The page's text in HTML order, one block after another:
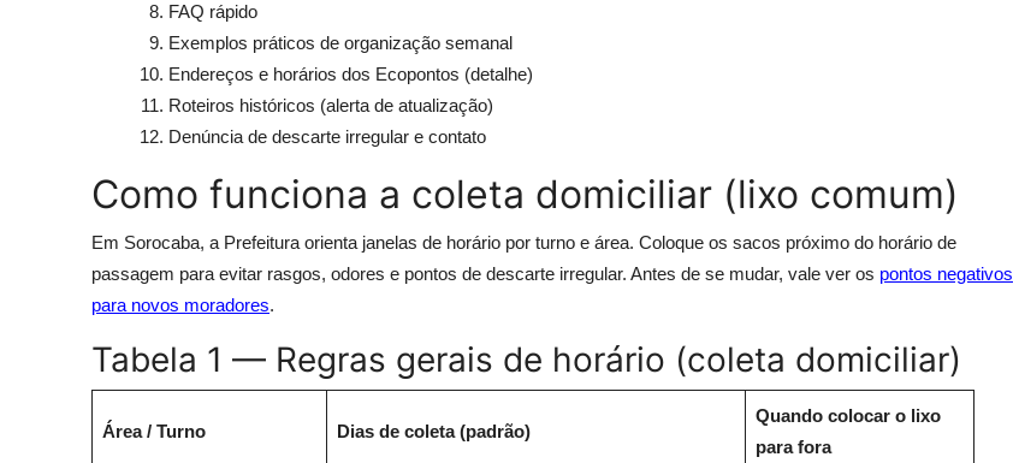
FAQ rápido
Exemplos práticos de organização semanal
Endereços e horários dos Ecopontos (detalhe)
Roteiros históricos (alerta de atualização)
Denúncia de descarte irregular e contato
Como funciona a coleta domiciliar (lixo comum)
Em Sorocaba, a Prefeitura orienta janelas de horário por turno e área. Coloque os sacos próximo do horário de
passagem para evitar rasgos, odores e pontos de descarte irregular. Antes de se mudar, vale ver os pontos negativos
para novos moradores.
Tabela 1 — Regras gerais de horário (coleta domiciliar)
Área / Turno Dias de coleta (padrão)
Quando colocar o lixo
para fora